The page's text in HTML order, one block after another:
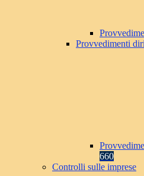
Provvedimenti
660
Controlli sulle imprese